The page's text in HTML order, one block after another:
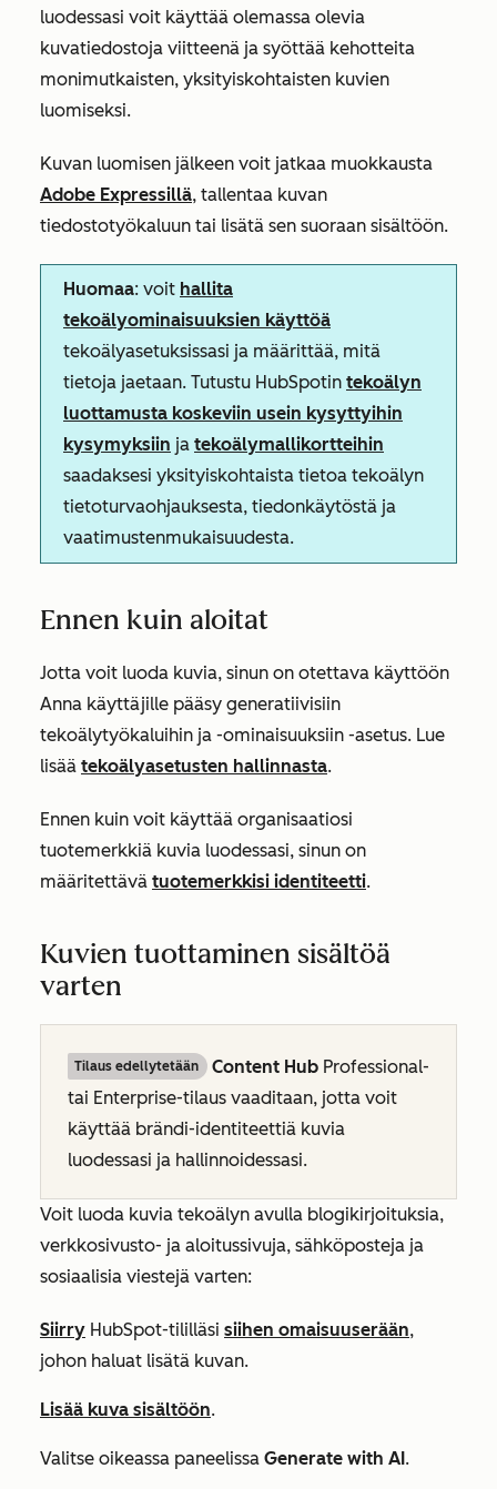
luodessasi voit käyttää olemassa olevia
kuvatiedostoja viitteenä ja syöttää kehotteita
monimutkaisten, yksityiskohtaisten kuvien
luomiseksi.
Kuvan luomisen jälkeen voit jatkaa muokkausta
Adobe Expressillä, tallentaa kuvan
tiedostotyökaluun tai lisätä sen suoraan sisältöön.
Huomaa: voit hallita
tekoälyominaisuuksien käyttöä
tekoälyasetuksissasi ja määrittää, mitä
tietoja jaetaan. Tutustu HubSpotin tekoälyn
luottamusta koskeviin usein kysyttyihin
kysymyksiin ja tekoälymallikortteihin
saadaksesi yksityiskohtaista tietoa tekoälyn
tietoturvaohjauksesta, tiedonkäytöstä ja
vaatimustenmukaisuudesta.
Ennen kuin aloitat
Jotta voit luoda kuvia, sinun on otettava käyttöön
Anna käyttäjille pääsy generatiivisiin
tekoälytyökaluihin ja -ominaisuuksiin -asetus. Lue
lisää tekoälyasetusten hallinnasta.
Ennen kuin voit käyttää organisaatiosi
tuotemerkkiä kuvia luodessasi, sinun on
määritettävä tuotemerkkisi identiteetti.
Kuvien tuottaminen sisältöä
varten
Tilaus edellytetään Content Hub Professional-
tai Enterprise-tilaus vaaditaan, jotta voit
käyttää brändi-identiteettiä kuvia
luodessasi ja hallinnoidessasi.
Voit luoda kuvia tekoälyn avulla blogikirjoituksia,
verkkosivusto- ja aloitussivuja, sähköposteja ja
sosiaalisia viestejä varten:
Siirry HubSpot-tililläsi siihen omaisuuserään,
johon haluat lisätä kuvan.
Lisää kuva sisältöön.
Valitse oikeassa paneelissa Generate with AI.